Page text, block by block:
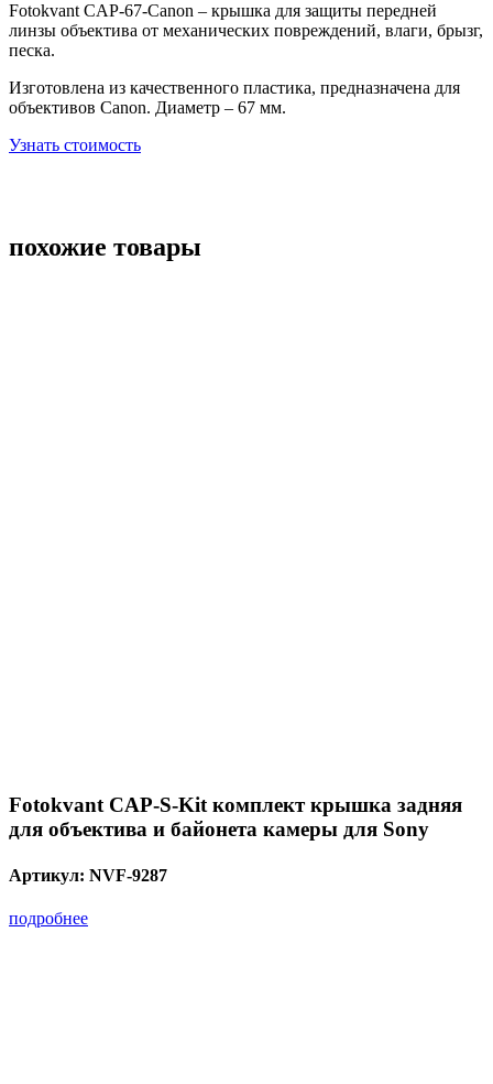
Fotokvant CAP-67-Canon – крышка для защиты передней
линзы объектива от механических повреждений, влаги, брызг,
песка.
Изготовлена из качественного пластика, предназначена для
объективов Canon. Диаметр – 67 мм.
Узнать стоимость
похожие товары
Fotokvant CAP-S-Kit комплект крышка задняя
для объектива и байонета камеры для Sony
Артикул: NVF-9287
подробнее